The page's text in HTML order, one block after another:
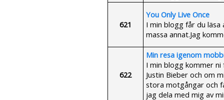
621
You Only Live Once
I min blogg får du läsa
massa annat.Jag
622
Min resa igenom
I min blogg kommer ni
Justin Bieber och om
stora motgångar och
jag dela med mig av